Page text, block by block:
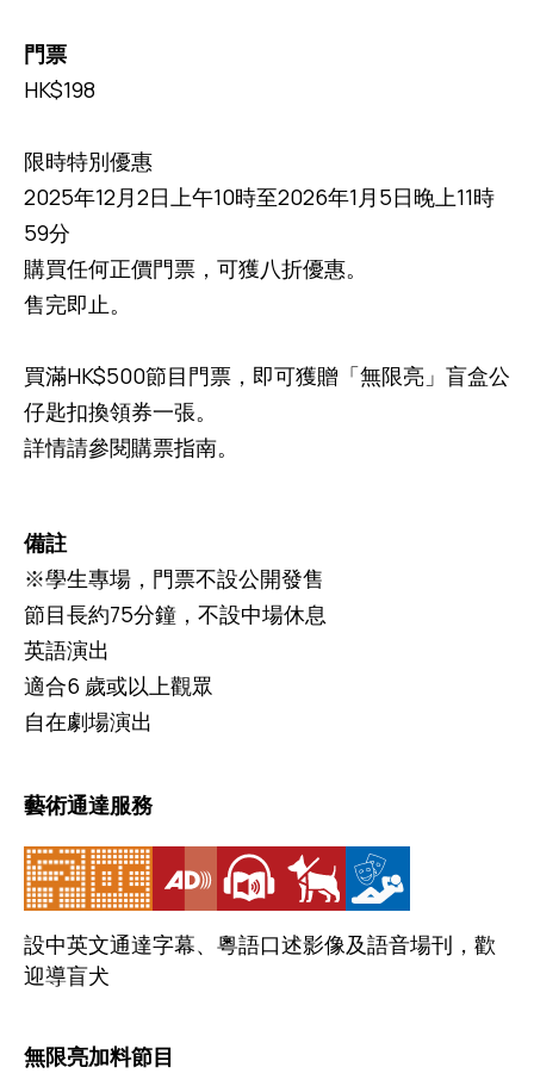
門票
HK$198
限時特別優惠
2025年12月2日上午10時至2026年1月5日晚上11時
59分
購買任何正價門票，可獲八折優惠。
售完即止。
買滿HK$500節目門票，即可獲贈「無限亮」盲盒公
仔匙扣換領券一張。
詳情請參閱購票指南。
備註
※學生專場，門票不設公開發售
節目長約75分鐘，不設中場休息
英語演出
適合6 歲或以上觀眾
自在劇場演出
藝術通達服務
設中英文通達字幕、粵語口述影像及語音場刊，歡
迎導盲犬
無限亮加料節目